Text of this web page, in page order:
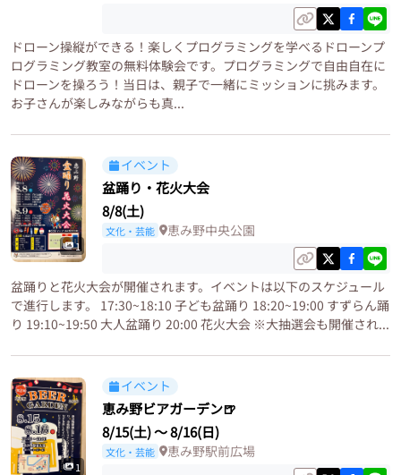
ドローン操縦ができる！楽しくプログラミングを学べるドローンプ
ログラミング教室の無料体験会です。プログラミングで自由自在に
ドローンを操ろう！当日は、親子で一緒にミッションに挑みます。
お子さんが楽しみながらも真...
1
イベント
盆踊り・花火大会
8/8(土)
文化・芸能 恵み野中央公園
盆踊りと花火大会が開催されます。イベントは以下のスケジュール
で進行します。 17:30~18:10 子ども盆踊り 18:20~19:00 すずらん踊
り 19:10~19:50 大人盆踊り 20:00 花火大会 ※大抽選会も開催され...
1
イベント
恵み野ビアガーデン🍺
8/15(土)〜8/16(日)
文化・芸能 恵み野駅前広場